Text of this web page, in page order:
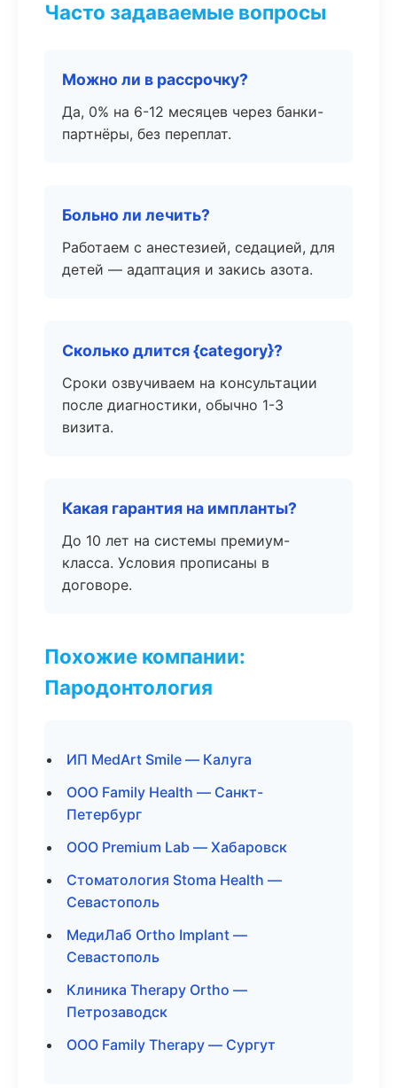
Часто задаваемые вопросы
Можно ли в рассрочку?
Да, 0% на 6-12 месяцев через банки-
партнёры, без переплат.
Больно ли лечить?
Работаем с анестезией, седацией, для
детей — адаптация и закись азота.
Сколько длится {category}?
Сроки озвучиваем на консультации
после диагностики, обычно 1-3
визита.
Какая гарантия на импланты?
До 10 лет на системы премиум-
класса. Условия прописаны в
договоре.
Похожие компании:
Пародонтология
ИП MedArt Smile — Калуга
ООО Family Health — Санкт-
Петербург
ООО Premium Lab — Хабаровск
Стоматология Stoma Health —
Севастополь
МедиЛаб Ortho Implant —
Севастополь
Клиника Therapy Ortho —
Петрозаводск
ООО Family Therapy — Сургут